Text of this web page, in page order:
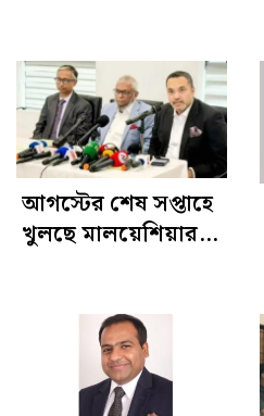
আগস্টের শেষ সপ্তাহে
খুলছে মালয়েশিয়ার